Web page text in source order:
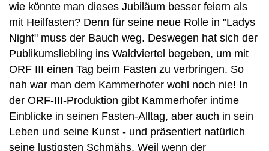
wie könnte man dieses Jubiläum besser feiern als
mit Heilfasten? Denn für seine neue Rolle in "Ladys
Night" muss der Bauch weg. Deswegen hat sich der
Publikumsliebling ins Waldviertel begeben, um mit
ORF III einen Tag beim Fasten zu verbringen. So
nah war man dem Kammerhofer wohl noch nie! In
der ORF-III-Produktion gibt Kammerhofer intime
Einblicke in seinen Fasten-Alltag, aber auch in sein
Leben und seine Kunst - und präsentiert natürlich
seine lustigsten Schmähs. Weil wenn der